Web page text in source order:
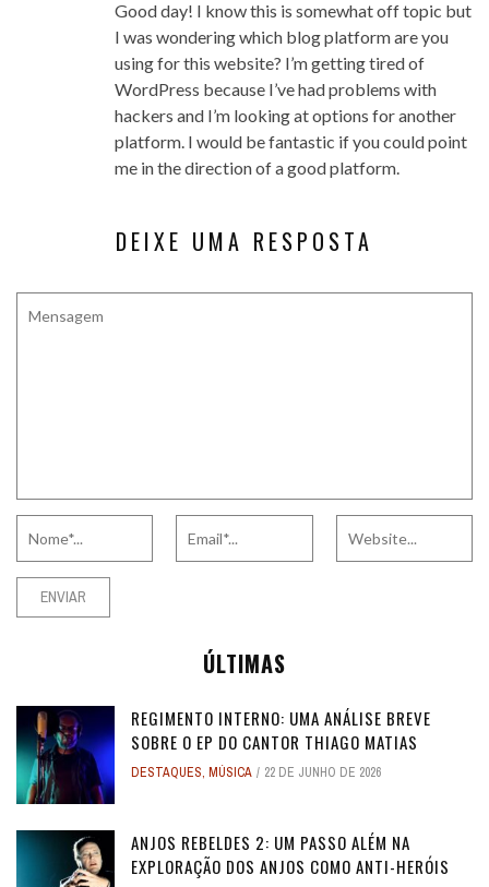
Good day! I know this is somewhat off topic but
I was wondering which blog platform are you
using for this website? I’m getting tired of
WordPress because I’ve had problems with
hackers and I’m looking at options for another
platform. I would be fantastic if you could point
me in the direction of a good platform.
DEIXE UMA RESPOSTA
ÚLTIMAS
REGIMENTO INTERNO: UMA ANÁLISE BREVE
SOBRE O EP DO CANTOR THIAGO MATIAS
DESTAQUES, MÚSICA 22 DE JUNHO DE 2026
ANJOS REBELDES 2: UM PASSO ALÉM NA
EXPLORAÇÃO DOS ANJOS COMO ANTI-HERÓIS